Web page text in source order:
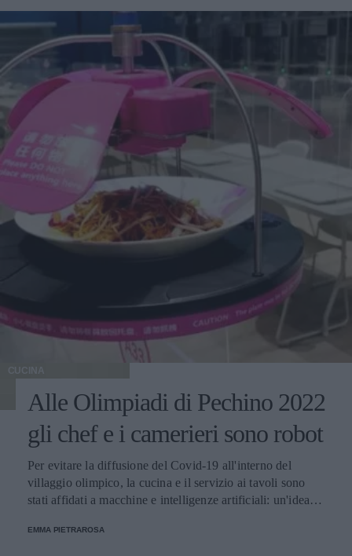
CUCINA
Alle Olimpiadi di Pechino 2022
gli chef e i camerieri sono robot
Per evitare la diffusione del Covid-19 all'interno del
villaggio olimpico, la cucina e il servizio ai tavoli sono
stati affidati a macchine e intelligenze artificiali: un'idea
EMMA PIETRAROSA